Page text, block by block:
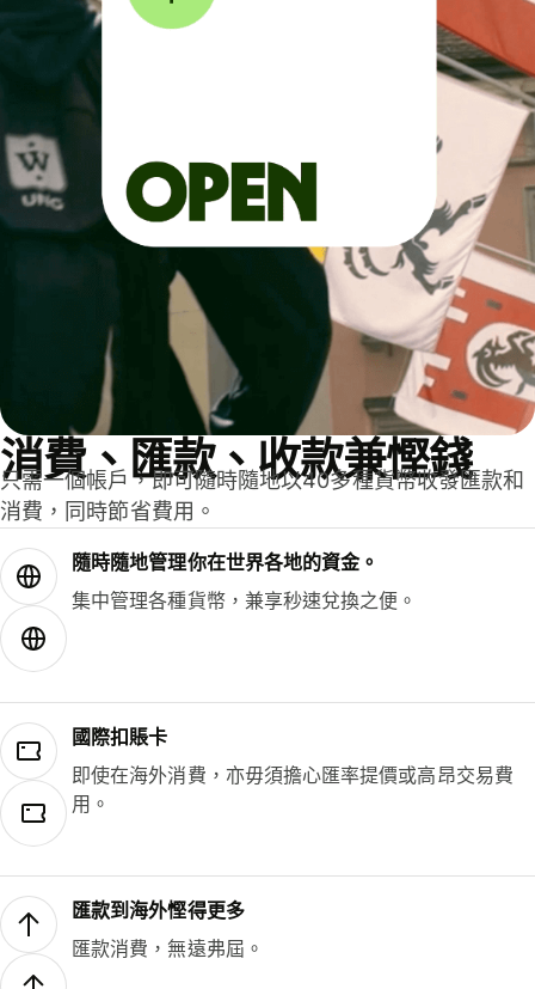
消費、匯款、收款兼慳錢
只需一個帳戶，即可隨時隨地以40多種貨幣收發匯款和
消費，同時節省費用。
隨時隨地管理你在世界各地的資金。
集中管理各種貨幣，兼享秒速兌換之便。
國際扣賬卡
即使在海外消費，亦毋須擔心匯率提價或高昂交易費
用。
匯款到海外慳得更多
匯款消費，無遠弗屆。